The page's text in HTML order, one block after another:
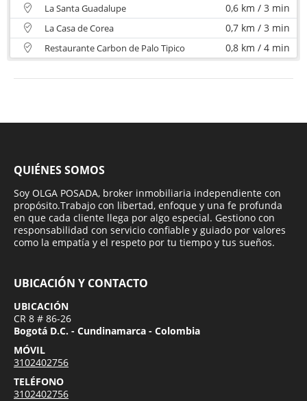
La Santa Guadalupe 0,6 km / 3 min
La Casa de Corea 0,7 km / 3 min
Restaurante Carbon de Palo Tipico 0,8 km / 4 min
QUIÉNES SOMOS
Soy OLGA POSADA, broker inmobiliaria independiente con
propósito.Trabajo con libertad, enfoque y una fe profunda
en que cada cliente llega por algo especial. Gestiono con
responsabilidad con servicio confiable y guiado por valores
como la empatía y el respeto por tu tiempo y tus sueños.
UBICACIÓN Y CONTACTO
UBICACIÓN
CR 8 # 86-26
Bogotá D.C. - Cundinamarca - Colombia
MÓVIL
3102402756
TELÉFONO
3102402756